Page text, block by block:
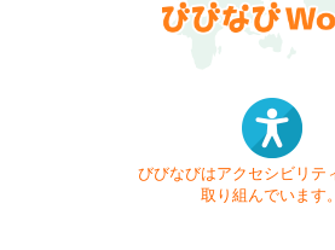
びびなびはアクセシビリテ
取り組んでいます。